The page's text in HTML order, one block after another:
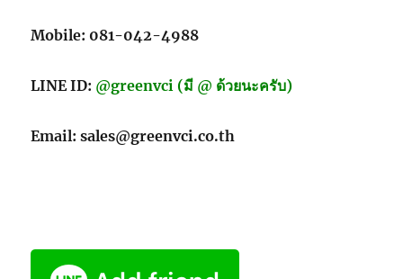
Mobile: 081-042-4988
LINE ID: @greenvci (มี @ ด้วยนะครับ)
Email: sales@greenvci.co.th